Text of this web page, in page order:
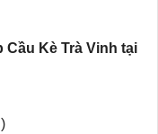
Kè Trà Vinh tại